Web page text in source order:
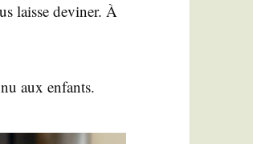
laisse devi­ner. À
aux enfants.